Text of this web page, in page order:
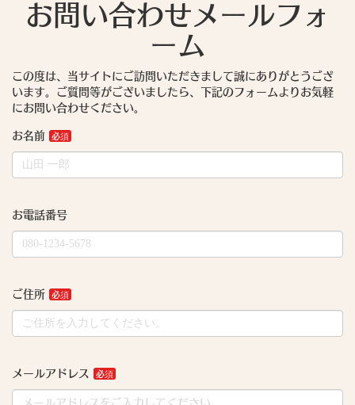
お問い合わせメールフォ
ーム
この度は、当サイトにご訪問いただきまして誠にありがとうござ
います。ご質問等がございましたら、下記のフォームよりお気軽
にお問い合わせください。
お名前
お電話番号
ご住所
メールアドレス